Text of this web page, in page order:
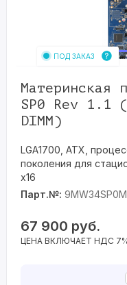
ПОД ЗАКАЗ
Материнская
SP0 Rev 1.1
DIMM)
LGA1700, ATX,
поколения для
x16
Парт.№:
67 900 руб.
ЦЕНА ВКЛЮЧАЕТ НДС